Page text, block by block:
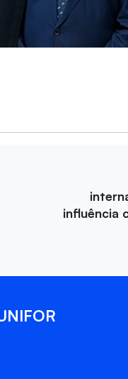
influência